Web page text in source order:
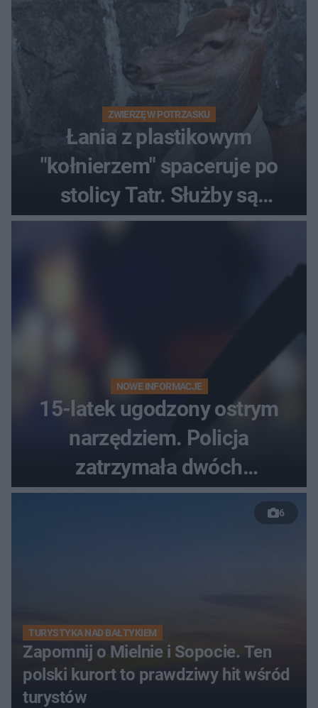
ZWIERZĘ W POTRZASKU
Łania z plastikowym
"kołnierzem" spaceruje po
stolicy Tatr. Służby są
bezradne
NOWE INFORMACJE
15-latek ugodzony ostrym
narzędziem. Policja
zatrzymała dwóch
nastolatków
6
TURYSTYKA NAD BAŁTYKIEM
Zapomnij o Mielnie i Sopocie. Ten
polski kurort to prawdziwy hit wśród
turystów